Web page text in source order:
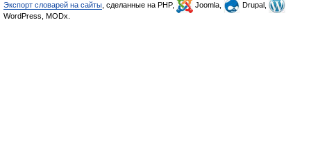
Экспорт словарей на сайты , сделанные на PHP, Joomla,
Drupal,
WordPress, MODx.